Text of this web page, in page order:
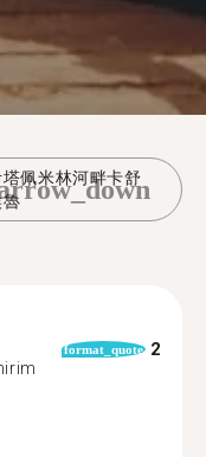
塔佩米林河畔卡舒
魯
format_quote 2